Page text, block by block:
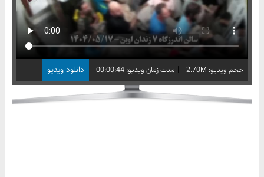
حجم ویدیو: 2.70M | مدت زمان ویدیو: 00:00:44 دانلود ویدیو